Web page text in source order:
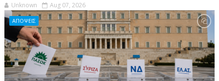
Unknown Aug 07, 2026
ΑΠΟΨΕΙΣ